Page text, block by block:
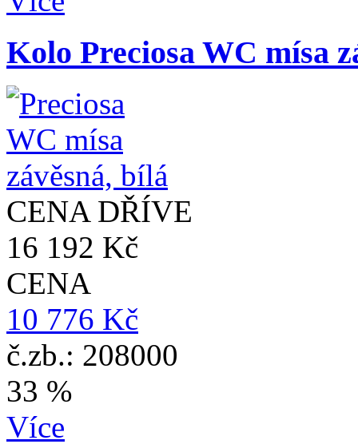
Kolo Preciosa WC mísa
CENA DŘÍVE
16 192 Kč
CENA
10 776 Kč
č.zb.: 208000
33 %
Více